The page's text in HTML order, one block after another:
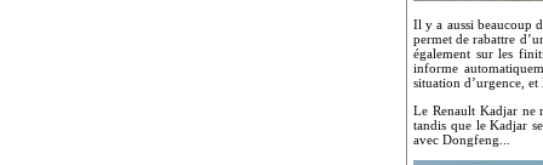
Il y a aussi beaucoup
permet de rabattre
également sur les
informe
situation d’urgence,
Le Renault Kadjar ne
tandis que le Kadjar
avec Dongfeng...